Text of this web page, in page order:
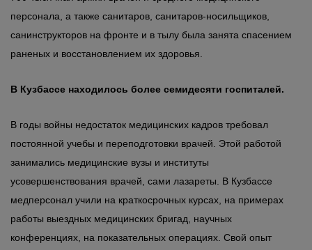
персонала, а также санитаров, санитаров-носильщиков,
санинструкторов на фронте и в тылу была занята спасением
раненых и восстановлением их здоровья.
В Кузбассе находилось более семидесяти госпиталей.
В годы войны недостаток медицинских кадров требовал
постоянной учебы и переподготовки врачей. Этой работой
занимались медицинские вузы и институты
усовершенствования врачей, сами лазареты. В Кузбассе
медперсонал учили на краткосрочных курсах, на примерах
работы выездных медицинских бригад, научных
конференциях, на показательных операциях. Свой опыт